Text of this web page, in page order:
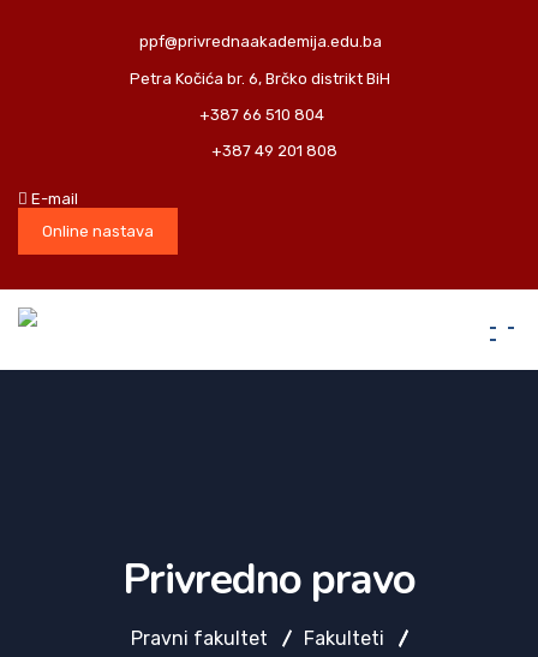
ppf@privrednaakademija.edu.ba
Petra Kočića br. 6, Brčko distrikt BiH
+387 66 510 804
+387 49 201 808
E-mail
Online nastava
Privredno pravo
Pravni fakultet
Fakulteti